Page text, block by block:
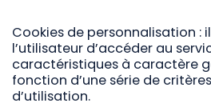
Cookies de personnalisation :
l’utilisateur d’accéder au
caractéristiques à caractère
fonction d’une série de
d’utilisation.